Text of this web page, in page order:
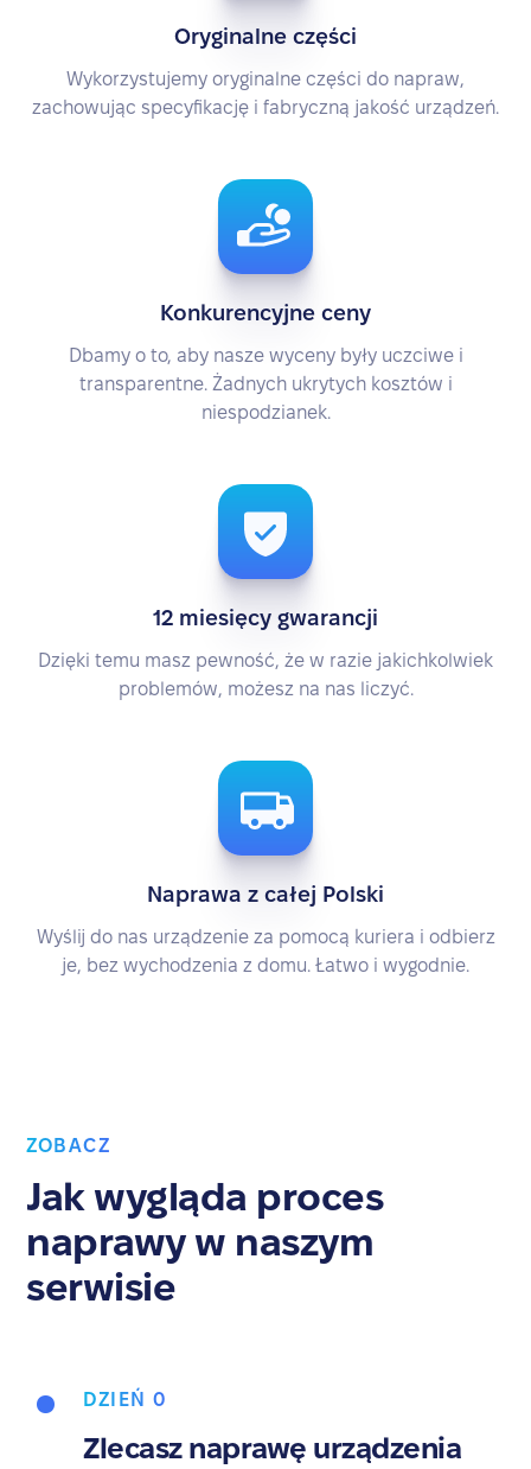
Oryginalne części
Wykorzystujemy oryginalne części do napraw,
zachowując specyfikację i fabryczną jakość urządzeń.
Konkurencyjne ceny
Dbamy o to, aby nasze wyceny były uczciwe i
transparentne. Żadnych ukrytych kosztów i
niespodzianek.
12 miesięcy gwarancji
Dzięki temu masz pewność, że w razie jakichkolwiek
problemów, możesz na nas liczyć.
Naprawa z całej Polski
Wyślij do nas urządzenie za pomocą kuriera i odbierz
je, bez wychodzenia z domu. Łatwo i wygodnie.
ZOBACZ
Jak wygląda proces
naprawy w naszym
serwisie
DZIEŃ 0
Zlecasz naprawę urządzenia